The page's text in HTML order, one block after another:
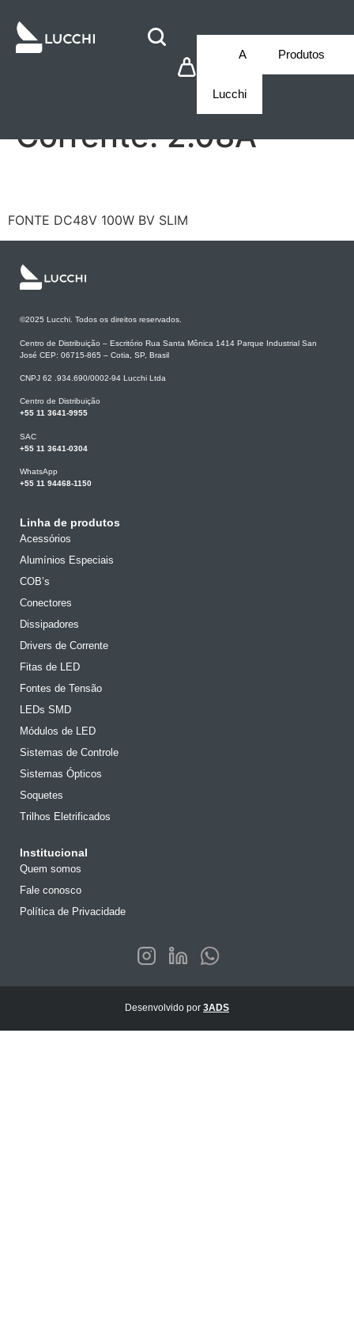
A
Lucchi
Produtos
Corrente:2.08A
FONTE DC48V 100W BV SLIM
©2025 Lucchi. Todos os direitos reservados.
Centro de Distribuição – Escritório Rua Santa Mônica 1414 Parque Industrial San
José CEP: 06715-865 – Cotia, SP, Brasil
CNPJ 62 .934.690/0002-94 Lucchi Ltda
Centro de Distribuição
+55 11 3641-9955
SAC
+55 11 3641-0304
WhatsApp
+55 11 94468-1150
Linha de produtos
Acessórios
Alumínios Especiais
COB’s
Conectores
Dissipadores
Drivers de Corrente
Fitas de LED
Fontes de Tensão
LEDs SMD
Módulos de LED
Sistemas de Controle
Sistemas Ópticos
Soquetes
Trilhos Eletrificados
Institucional
Quem somos
Fale conosco
Política de Privacidade
Desenvolvido por 3ADS